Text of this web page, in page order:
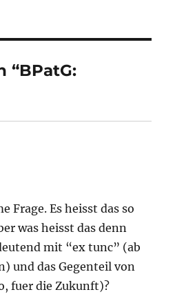
“BPatG:
Frage. Es heisst das so
was heisst das denn
mit “ex tunc” (ab
und das Gegenteil von
fuer die Zukunft)?